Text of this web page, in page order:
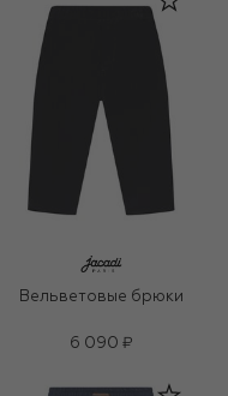
Вельветовые брюки
6 090 ₽